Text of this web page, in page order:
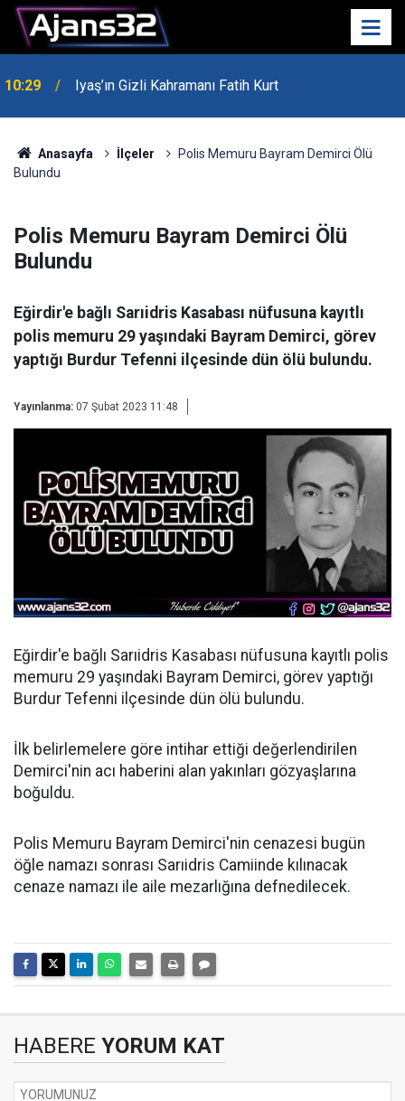
10:29 Iyaş’ın Gizli Kahramanı Fatih Kurt
00:52 Isparta'da Asker Eğlencesinde Kavga Çıktı
Anasayfa İlçeler
Polis Memuru Bayram Demirci Ölü
Bulundu
Polis Memuru Bayram Demirci Ölü
Bulundu
Eğirdir'e bağlı Sarıidris Kasabası nüfusuna kayıtlı
polis memuru 29 yaşındaki Bayram Demirci, görev
yaptığı Burdur Tefenni ilçesinde dün ölü bulundu.
Yayınlanma: 07 Şubat 2023 11:48
Eğirdir'e bağlı Sarıidris Kasabası nüfusuna kayıtlı polis
memuru 29 yaşındaki Bayram Demirci, görev yaptığı
Burdur Tefenni ilçesinde dün ölü bulundu.
İlk belirlemelere göre intihar ettiği değerlendirilen
Demirci'nin acı haberini alan yakınları gözyaşlarına
boğuldu.
Polis Memuru Bayram Demirci'nin cenazesi bugün
öğle namazı sonrası Sarıidris Camiinde kılınacak
cenaze namazı ile aile mezarlığına defnedilecek.
HABERE YORUM KAT